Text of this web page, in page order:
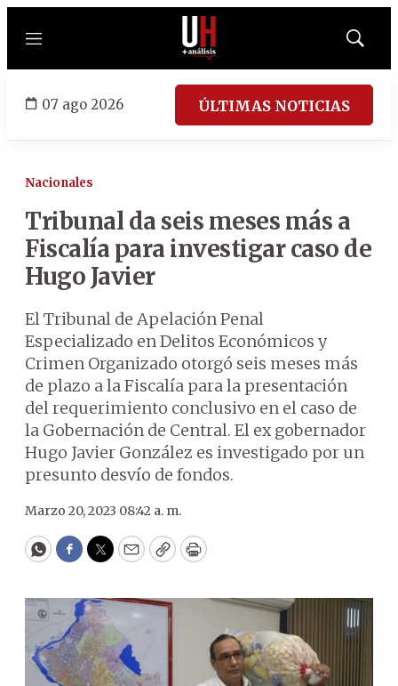
Menú
Mostrar
07 ago 2026 ÚLTIMAS NOTICIAS
Nacionales
Tribunal da seis meses más a
Fiscalía para investigar caso de
Hugo Javier
El Tribunal de Apelación Penal
Especializado en Delitos Económicos y
Crimen Organizado otorgó seis meses más
de plazo a la Fiscalía para la presentación
del requerimiento conclusivo en el caso de
la Gobernación de Central. El ex gobernador
Hugo Javier González es investigado por un
presunto desvío de fondos.
Marzo 20, 2023 08:42 a. m.
WhatsApp
Facebook
Twitter
EmailCopyPrint